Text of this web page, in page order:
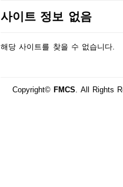
사이트 정보 없음
해당 사이트를 찾을 수 없습니다.
Copyright© FMCS. All Rights